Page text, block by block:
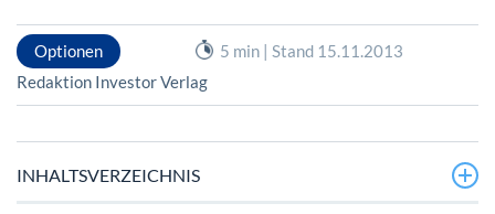
Optionen
5 min | Stand 15.11.2013
Redaktion Investor Verlag
INHALTSVERZEICHNIS